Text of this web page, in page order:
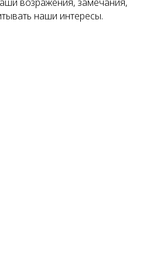
наши интересы.